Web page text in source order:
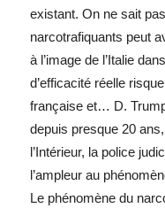
existant. On ne sait
narcotrafiquants peut
à l’image de l’Italie
d’efficacité réelle
française et… D.
depuis presque 20
l’Intérieur, la police
l’ampleur au
Le phénomène du